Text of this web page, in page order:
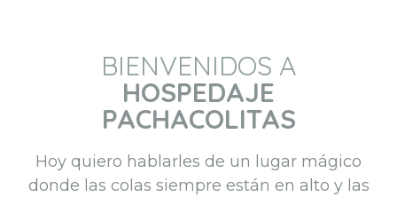
BIENVENIDOS A
HOSPEDAJE
PACHACOLITAS
Hoy quiero hablarles de un lugar mágico
donde las colas siempre están en alto y las